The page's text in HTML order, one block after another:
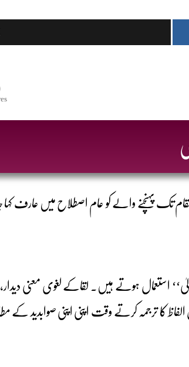
پہنچنے والے کو عام اصطلاح میں عارف کہا
استعمال ہوتے ہیں۔ لقاکے لغوی معنی
کا ترجمہ کرتے وقت اپنی اپنی صوابدید کے